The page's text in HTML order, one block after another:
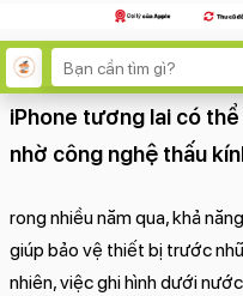
iPhone tương lai có
nhờ công nghệ thấu
rong nhiều năm qua, khả
giúp bảo vệ thiết bị trước
nhiên, việc ghi hình dưới